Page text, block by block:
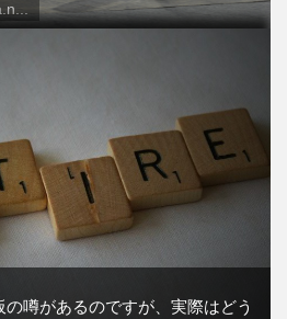
の噂があるのですが、実際はどう